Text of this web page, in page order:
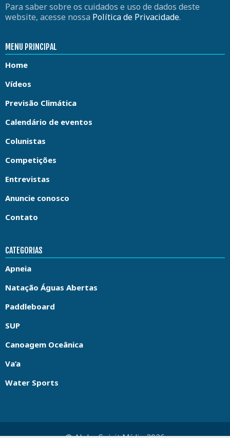
Para saber sobre os cuidados e uso de dados deste
website, acesse nossa Política de Privacidade.
MENU PRINCIPAL
Home
Vídeos
Previsão Climática
Calendário de eventos
Colunistas
Competições
Entrevistas
Anuncie conosco
Contato
CATEGORIAS
Apneia
Natação Águas Abertas
Paddleboard
SUP
Canoagem Oceânica
Va’a
Water Sports